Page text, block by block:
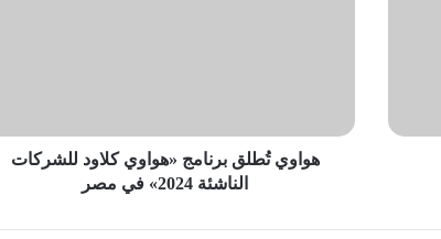
في
هواوي تُطلق برنامج «هواوي كلاود للشركات
الناشئة 2024» في مصر